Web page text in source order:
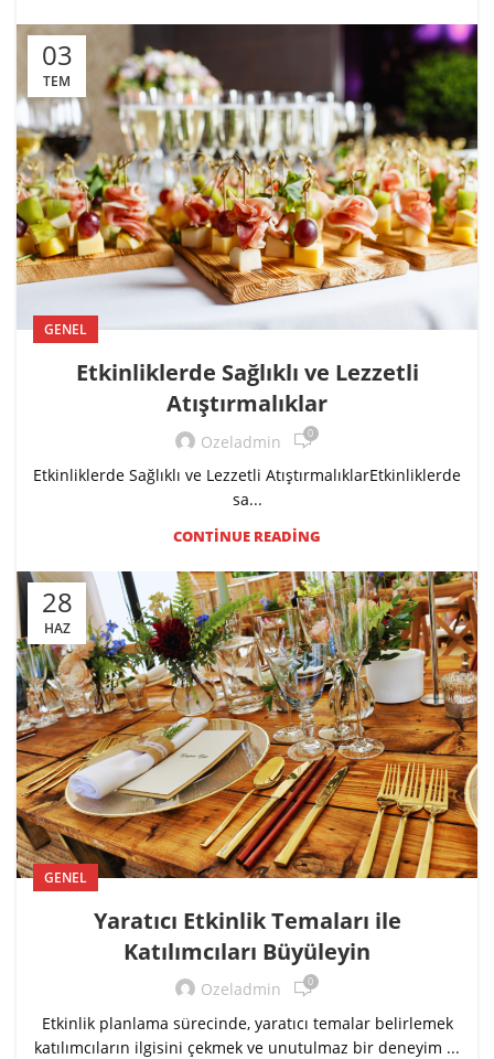
03
TEM
GENEL
Etkinliklerde Sağlıklı ve Lezzetli
Atıştırmalıklar
Ozeladmin 0
Etkinliklerde Sağlıklı ve Lezzetli AtıştırmalıklarEtkinliklerde
sa...
CONTINUE READING
28
HAZ
GENEL
Yaratıcı Etkinlik Temaları ile
Katılımcıları Büyüleyin
Ozeladmin 0
Etkinlik planlama sürecinde, yaratıcı temalar belirlemek
katılımcıların ilgisini çekmek ve unutulmaz bir deneyim ...